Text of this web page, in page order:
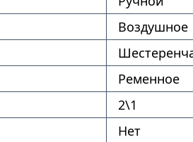
Воздушное
Ременное
2\1
Нет